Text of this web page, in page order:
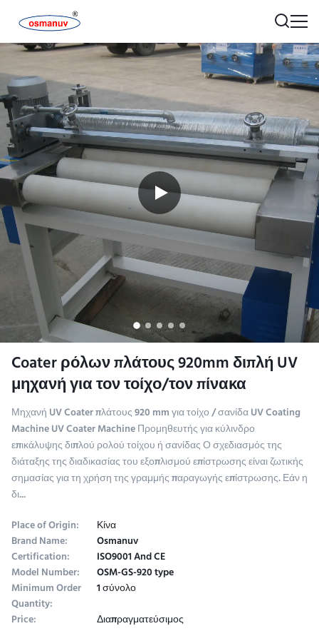
Coater ρόλων πλάτους 920mm διπλή UV
μηχανή για τον τοίχο/τον πίνακα
Μηχανή UV Coater πλάτους 920 mm για τοίχο / σανίδα UV Coating
Machine UV Coater Machine Προμηθευτής για κύλινδρο
επικάλυψης διπλού ρολού τοίχου ή σανίδας Ο σχεδιασμός της
διάταξης της διαδικασίας του εξοπλισμού επίστρωσης είναι ζωτικής
σημασίας για τη χρήση της γραμμής παραγωγής επίστρωσης. Εάν η
δι...
Place of Origin:
Κίνα
Brand Name: Osmanuv
Certification: ISO9001 And CE
Model Number: OSM-GS-920 type
Minimum Order
Quantity:
1 σύνολο
Price:
Διαπραγματεύσιμος